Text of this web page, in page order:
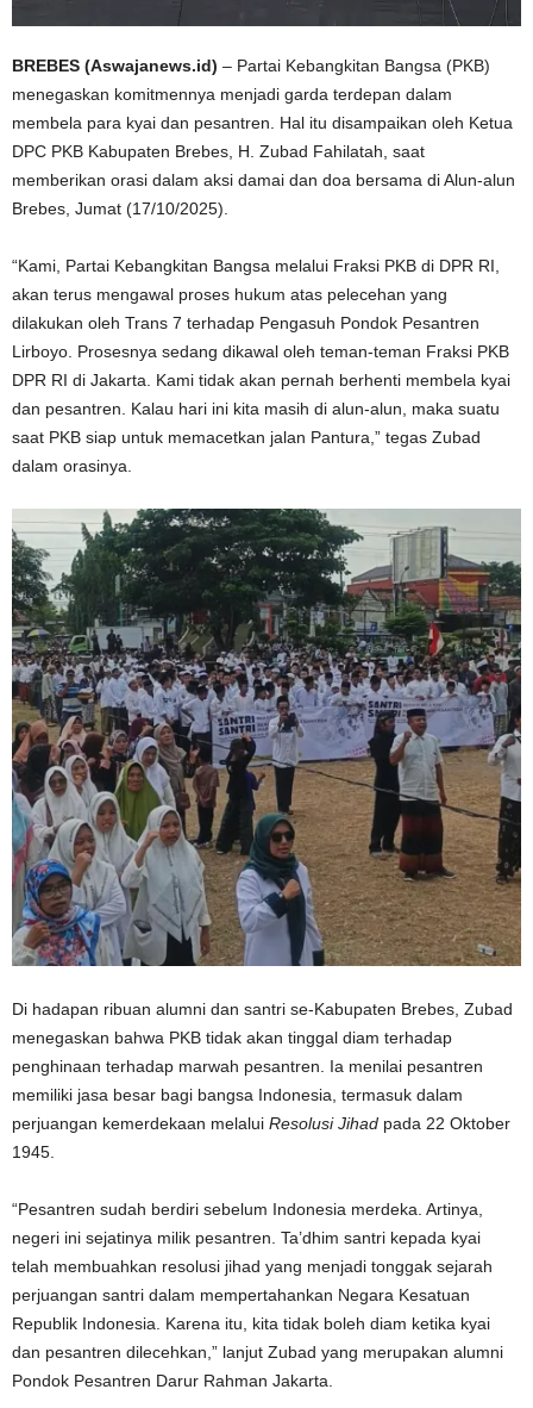
BREBES (Aswajanews.id) – Partai Kebangkitan Bangsa (PKB)
menegaskan komitmennya menjadi garda terdepan dalam
membela para kyai dan pesantren. Hal itu disampaikan oleh Ketua
DPC PKB Kabupaten Brebes, H. Zubad Fahilatah, saat
memberikan orasi dalam aksi damai dan doa bersama di Alun-alun
Brebes, Jumat (17/10/2025).
“Kami, Partai Kebangkitan Bangsa melalui Fraksi PKB di DPR RI,
akan terus mengawal proses hukum atas pelecehan yang
dilakukan oleh Trans 7 terhadap Pengasuh Pondok Pesantren
Lirboyo. Prosesnya sedang dikawal oleh teman-teman Fraksi PKB
DPR RI di Jakarta. Kami tidak akan pernah berhenti membela kyai
dan pesantren. Kalau hari ini kita masih di alun-alun, maka suatu
saat PKB siap untuk memacetkan jalan Pantura,” tegas Zubad
dalam orasinya.
Di hadapan ribuan alumni dan santri se-Kabupaten Brebes, Zubad
menegaskan bahwa PKB tidak akan tinggal diam terhadap
penghinaan terhadap marwah pesantren. Ia menilai pesantren
memiliki jasa besar bagi bangsa Indonesia, termasuk dalam
perjuangan kemerdekaan melalui Resolusi Jihad pada 22 Oktober
1945.
“Pesantren sudah berdiri sebelum Indonesia merdeka. Artinya,
negeri ini sejatinya milik pesantren. Ta’dhim santri kepada kyai
telah membuahkan resolusi jihad yang menjadi tonggak sejarah
perjuangan santri dalam mempertahankan Negara Kesatuan
Republik Indonesia. Karena itu, kita tidak boleh diam ketika kyai
dan pesantren dilecehkan,” lanjut Zubad yang merupakan alumni
Pondok Pesantren Darur Rahman Jakarta.